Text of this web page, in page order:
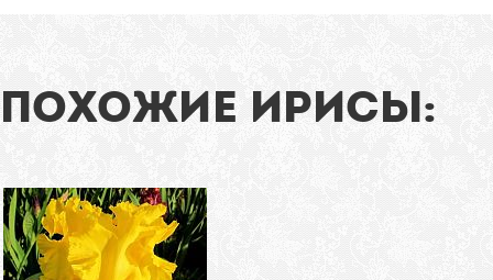
ПОХОЖИЕ ИРИСЫ:
2005